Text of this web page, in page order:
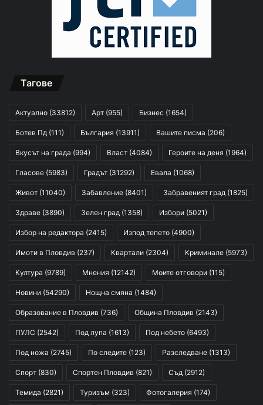
Тагове
Актуално (33812) Арт (955) Бизнес (1654)
Ботев Пд (111) България (13911) Вашите писма (206)
Вкусът на града (994) Власт (4084) Героите на деня (1964)
Гласове (5983) Градът (31292) Евала (1068)
Живот (11040) Забавление (8401) Забравеният град (1825)
Здраве (3890) Зелен град (1358) Избори (5021)
Избор на редактора (2415) Изпод тепето (4900)
Имоти в Пловдив (237) Квартали (2304) Криминале (5973)
Култура (9789) Мнения (12142) Моите отговори (115)
Новини (54290) Нощна смяна (1484)
Образование в Пловдив (736) Община Пловдив (2143)
ПУЛС (2542) Под лупа (1613) Под небето (6493)
Под ножа (2745) По следите (123) Разследване (1313)
Спорт (830) Спортен Пловдив (821) Съд (2912)
Темида (2821) Туризъм (323) Фотогалерия (174)